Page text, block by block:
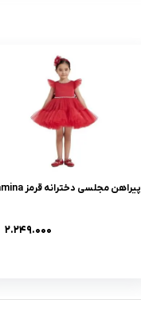
پیراهن مجلسی دخترانه قرمز pamina
۲.۲۴۹.۰۰۰